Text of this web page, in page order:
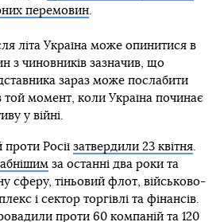
перемовин.
літа Україна може опинитися в
з чиновників зазначив, що
зараз може послабити
момент, коли Україна починає
у війні.
Росії затвердили 23 квітня.
за останні два роки та
сферу, тіньовий флот, військово-
і сектор торгівлі та фінансів.
проти 60 компаній та 120